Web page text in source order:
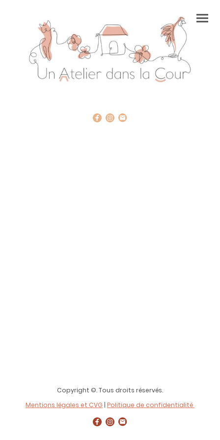
Copyright ©. Tous droits réservés.
Mentions légales et CVG | Politique de confidentialité